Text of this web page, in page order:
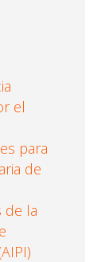
el
para
de
de la